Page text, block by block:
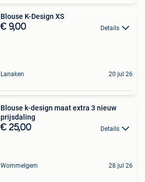
Blouse K-Design XS
€ 9,00 Details
Lanaken 20 jul 26
Blouse k-design maat extra 3 nieuw
prijsdaling
€ 25,00 Details
Wommelgem 28 jul 26